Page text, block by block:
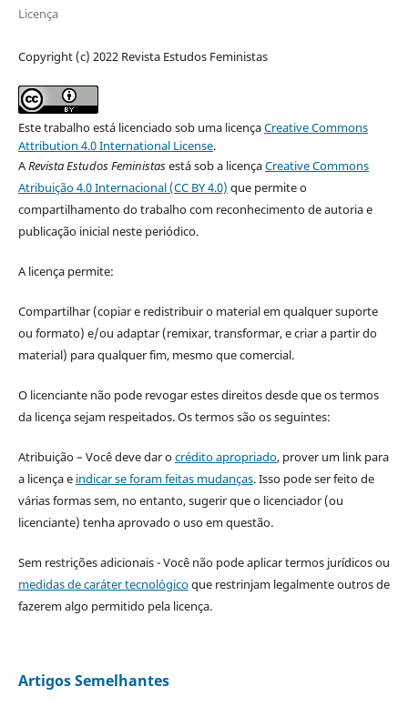
Licença
Copyright (c) 2022 Revista Estudos Feministas
Este trabalho está licenciado sob uma licençaCreative Commons
Attribution 4.0 International License.
ARevista Estudos Feministasestá sob a licençaCreative Commons
Atribuição 4.0 Internacional (CC BY 4.0) que permite o
compartilhamento do trabalho com reconhecimento de autoria e
publicação inicial neste periódico.
A licença permite:
Compartilhar (copiar e redistribuir o material em qualquer suporte
ou formato) e/ou adaptar (remixar, transformar, e criar a partir do
material) para qualquer fim, mesmo que comercial.
O licenciante não pode revogar estes direitos desde que os termos
da licença sejam respeitados. Os termos são os seguintes:
Atribuição – Você deve dar ocrédito apropriado, prover um link para
a licença e indicar se foram feitas mudanças. Isso pode ser feito de
várias formas sem, no entanto, sugerir que o licenciador (ou
licenciante) tenha aprovado o uso em questão.
Sem restrições adicionais - Você não pode aplicar termos jurídicos ou
medidas de caráter tecnológicoque restrinjam legalmente outros de
fazerem algo permitido pela licença.
Artigos Semelhantes